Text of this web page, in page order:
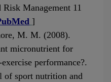
Management 11
]
M. M. (2008).
micronutrient for
performance?.
of sport nutrition and